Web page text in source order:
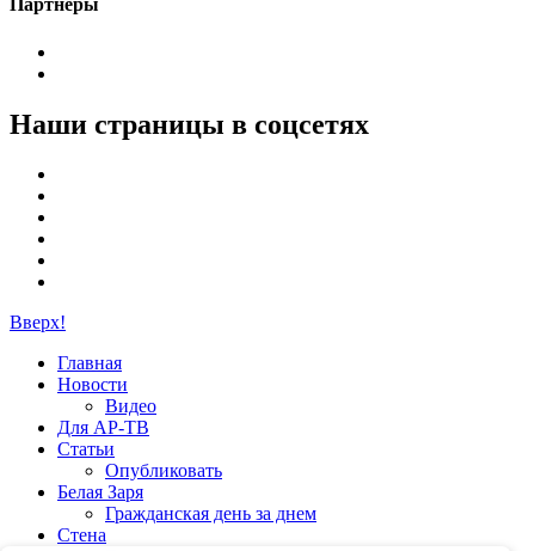
Партнёры
Наши страницы в соцсетях
Вверх!
Главная
Новости
Видео
Для АР-ТВ
Статьи
Опубликовать
Белая Заря
Гражданская день за днем
Стена